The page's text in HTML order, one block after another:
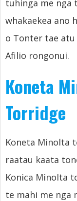
tuhinga me nga
whakaekea ano
o Tonter tae atu
Afilio rongonui.
Koneta
Torridge
Koneta Minolta
raatau kaata
Konica Minolta
te mahi me nga